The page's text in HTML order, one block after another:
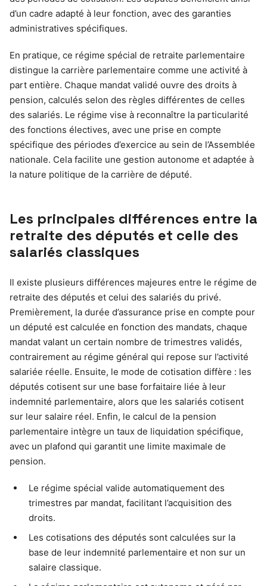
d’un cadre adapté à leur fonction, avec des garanties
administratives spécifiques.
En pratique, ce régime spécial de retraite parlementaire
distingue la carrière parlementaire comme une activité à
part entière. Chaque mandat validé ouvre des droits à
pension, calculés selon des règles différentes de celles
des salariés. Le régime vise à reconnaître la particularité
des fonctions électives, avec une prise en compte
spécifique des périodes d’exercice au sein de l’Assemblée
nationale. Cela facilite une gestion autonome et adaptée à
la nature politique de la carrière de député.
Les principales différences entre la
retraite des députés et celle des
salariés classiques
Il existe plusieurs différences majeures entre le régime de
retraite des députés et celui des salariés du privé.
Premièrement, la durée d’assurance prise en compte pour
un député est calculée en fonction des mandats, chaque
mandat valant un certain nombre de trimestres validés,
contrairement au régime général qui repose sur l’activité
salariée réelle. Ensuite, le mode de cotisation diffère : les
députés cotisent sur une base forfaitaire liée à leur
indemnité parlementaire, alors que les salariés cotisent
sur leur salaire réel. Enfin, le calcul de la pension
parlementaire intègre un taux de liquidation spécifique,
avec un plafond qui garantit une limite maximale de
pension.
Le régime spécial valide automatiquement des
trimestres par mandat, facilitant l’acquisition des
droits.
Les cotisations des députés sont calculées sur la
base de leur indemnité parlementaire et non sur un
salaire classique.